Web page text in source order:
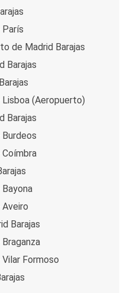
de Madrid Barajas
Barajas
(Aeropuerto)
Barajas
Barajas
Formoso